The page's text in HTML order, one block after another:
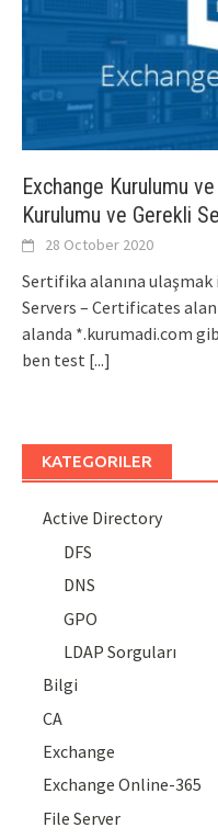
Exchange Kurulumu
Kurulumu ve Gerekli
28 October 2020
Sertifika alanına
Servers – Certificates
alanda *.kurumadi.com
ben test [...]
KATEGORILER
Active Directory
DFS
DNS
GPO
LDAP Sorguları
Bilgi
CA
Exchange
Exchange Online-365
File Server